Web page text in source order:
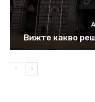
Вижте какво